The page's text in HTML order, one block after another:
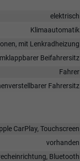
elektrisch
Klimaautomatik
mit Lenkradheizung
Beifahrersitz
Fahrer
Fahrersitz
CarPlay, Touchscreen
vorhanden
Bluetooth